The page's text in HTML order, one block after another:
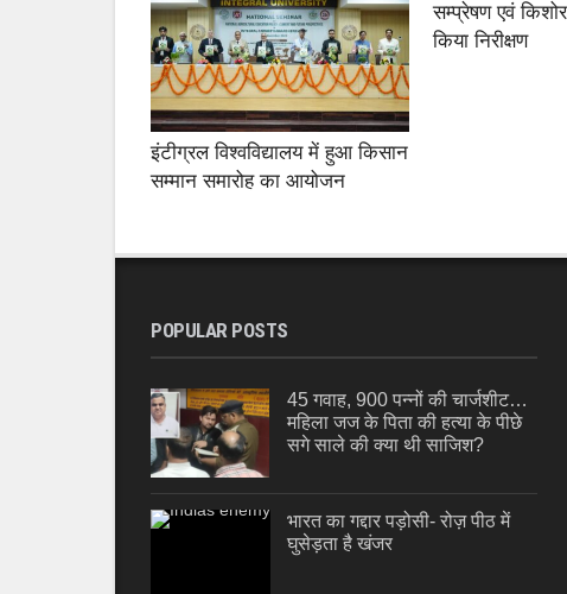
इंटीग्रल विश्वविद्यालय में हुआ किसान
सम्मान समारोह का आयोजन
सम्प्रेषण एवं
किया निरीक्षण
POPULAR POSTS
45 गवाह, 900 पन्नों की चार्जशीट…
महिला जज के पिता की हत्या के पीछे
सगे साले की क्या थी साजिश?
भारत का गद्दार पड़ोसी- रोज़ पीठ में
घुसेड़ता है खंजर